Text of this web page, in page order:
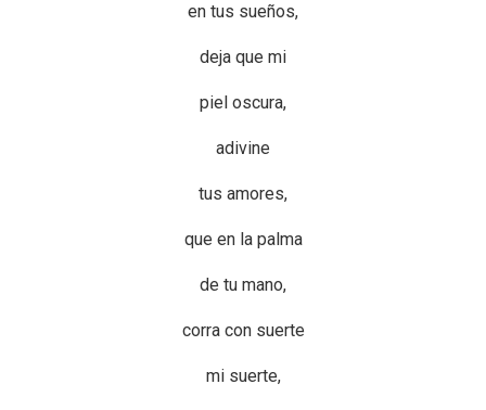
en tus sueños,
deja que mi
piel oscura,
adivine
tus amores,
que en la palma
de tu mano,
corra con suerte
mi suerte,